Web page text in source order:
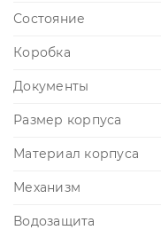
Состояние
Коробка
Документы
Размер корпуса
Материал корпуса
Механизм
Водозащита